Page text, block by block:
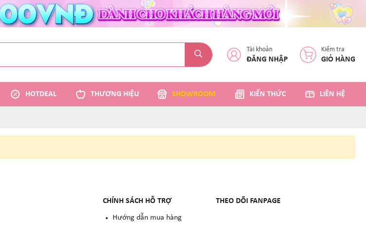
Tài khoản
ĐĂNG NHẬP
Kiểm tra
GIỎ HÀNG
HOTDEAL THƯƠNG HIỆU SHOWROOM KIẾN THỨC LIÊN HỆ
CHÍNH SÁCH HỖ TRỢ
Hướng dẫn mua hàng
THEO DÕI FANPAGE